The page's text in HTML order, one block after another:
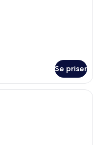
Se priser
hotellrum med en stor